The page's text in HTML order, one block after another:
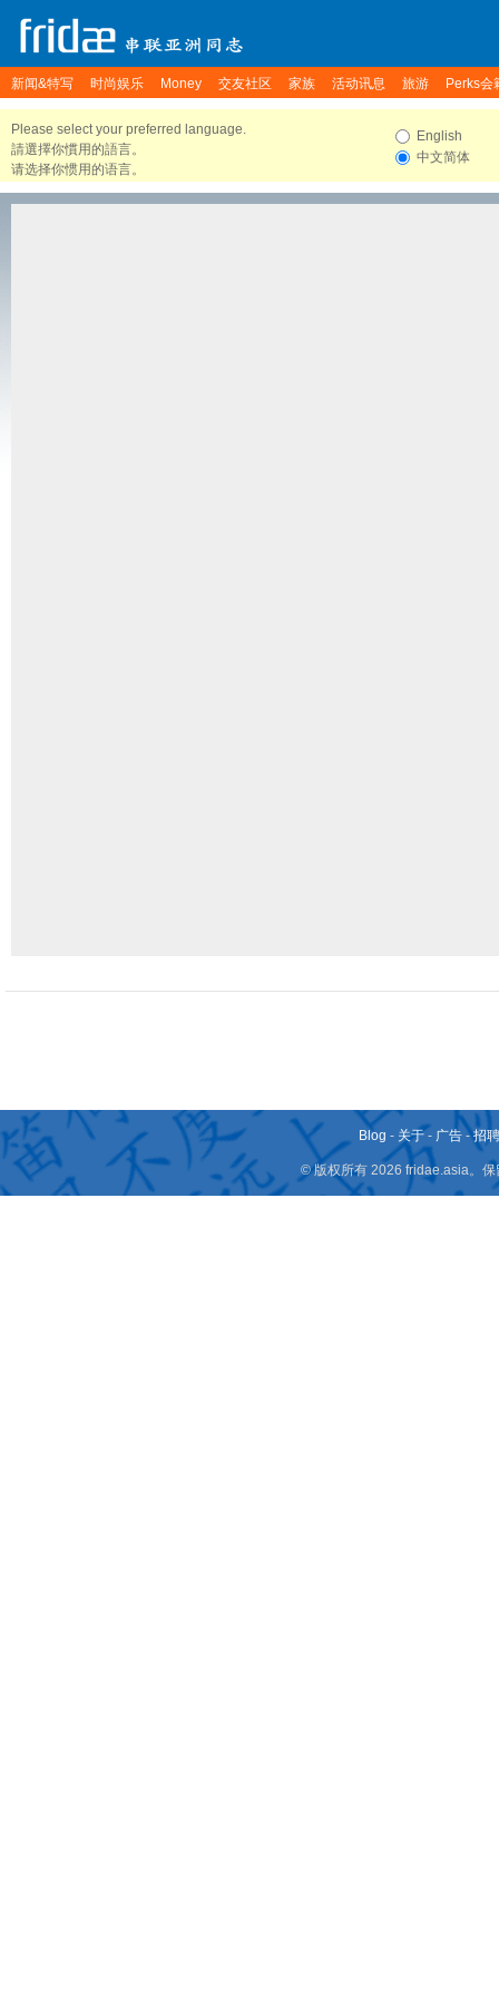
新闻&特写 时尚娱乐 Money 交友社区 家族 活动讯息 旅游 Perks会
Please select your preferred language.
請選擇你慣用的語言。
请选择你惯用的语言。
English
中文简体
Blog - 关于 - 广告 -招
© 版权所有 2026 fridae.asia。